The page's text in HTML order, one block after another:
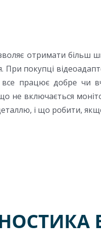
отримати більш
покупці
працює добре чи
включається
і що робити, якщо